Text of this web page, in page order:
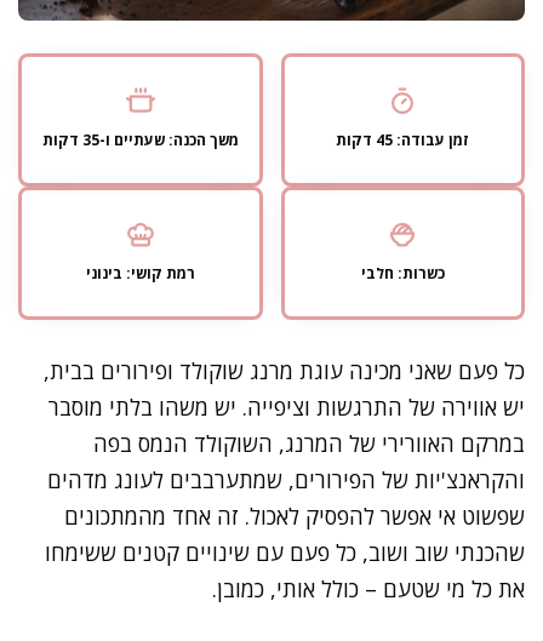
זמן עבודה: 45 דקות משך הכנה: שעתיים ו-35 דקות
כשרות: חלבי רמת קושי: בינוני
כל פעם שאני מכינה עוגת מרנג שוקולד ופירורים בבית,
יש אווירה של התרגשות וציפייה. יש משהו בלתי מוסבר
במרקם האוורירי של המרנג, השוקולד הנמס בפה
והקראנצ'יות של הפירורים, שמתערבבים לעונג מדהים
שפשוט אי אפשר להפסיק לאכול. זה אחד מהמתכונים
שהכנתי שוב ושוב, כל פעם עם שינויים קטנים ששימחו
את כל מי שטעם – כולל אותי, כמובן.